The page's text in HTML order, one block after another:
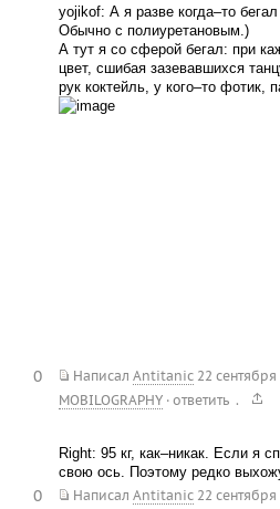
yojikof: А я разве когда–то
Обычно с полиуретановым.)
А тут я со сферой бегал: при
цвет, сшибая зазевавшихся
рук коктейль, у кого–то фотик,
Написал Antitanic 22
MOBILOGRAPHY · ответить .
0
Right: 95 кг, как–никак. Если я
свою ось. Поэтому редко
Написал Antitanic 22
0